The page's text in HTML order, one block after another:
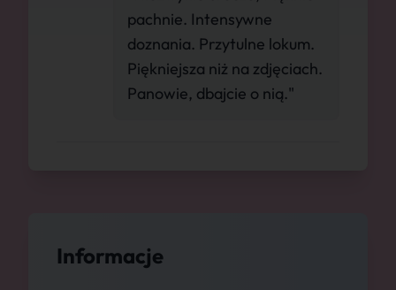
Informacje
pachnie. Intensywne
doznania. Przytulne lokum.
Piękniejsza niż na zdjęciach.
Panowie, dbajcie o nią."